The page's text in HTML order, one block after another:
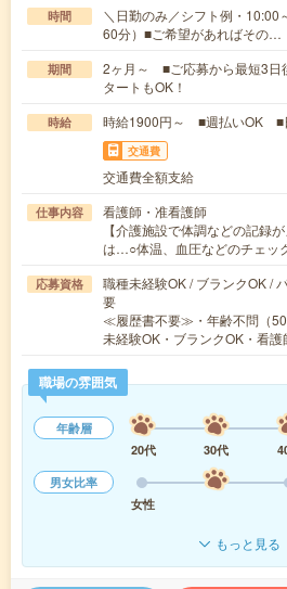
時間
＼日勤のみ／シフト例・
60分）■ご希望があればその…
期間
2ヶ月～ ■ご応募から最短3
タートもOK！
時給 時給1900円～ ■週払いOK ■
交通費
交通費全額支給
仕事内容
看護師・准看護師
【介護施設で体調などの記録
は…○体温、血圧などのチェッ
応募資格
職種未経験OK / ブランクOK /
要
≪履歴書不要≫・年齢不問（50
未経験OK・ブランクOK・看
職場の雰囲気
年齢層
20代
30代
男女比率
女性
もっと見る